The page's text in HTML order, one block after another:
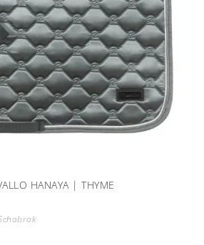
HANAYA | THYME